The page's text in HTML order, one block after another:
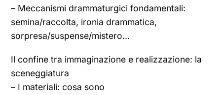
– Meccanismi drammaturgici fondamentali:
semina/raccolta, ironia drammatica,
sorpresa/suspense/mistero…
Il confine tra immaginazione e realizzazione: la
sceneggiatura
– I materiali: cosa sono